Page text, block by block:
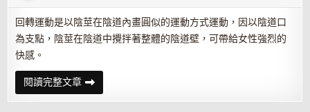
回轉運動是以陰莖在陰道內畫圓似的運動方式運動，因以陰道口
為支點，陰莖在陰道中攪拌著整體的陰道壁，可帶給女性強烈的
快感。
閱讀完整文章掌
握
抽